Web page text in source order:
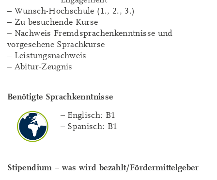
– Wunsch-Hochschule (1., 2., 3.)
– Zu besuchende Kurse
– Nachweis Fremdsprachenkenntnisse und
vorgesehene Sprachkurse
– Leistungsnachweis
– Abitur-Zeugnis
Benötigte Sprachkenntnisse
– Englisch: B1
– Spanisch: B1
Stipendium – was wird bezahlt/Fördermittelgeber